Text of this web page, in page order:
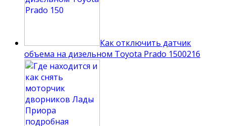
Как отключить датчик
объема на дизельном Toyota Prado 1500216